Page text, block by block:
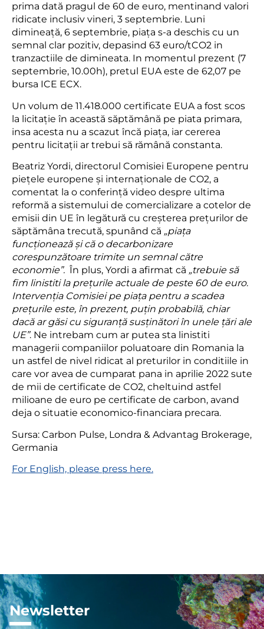
prima dată pragul de 60 de euro, mentinand valori
ridicate inclusiv vineri, 3 septembrie. Luni
dimineață, 6 septembrie, piața s-a deschis cu un
semnal clar pozitiv, depasind 63 euro/tCO2 in
tranzactiile de dimineata. In momentul prezent (7
septembrie, 10.00h), pretul EUA este de 62,07 pe
bursa ICE ECX.
Un volum de 11.418.000 certificate EUA a fost scos
la licitație în această săptămână pe piata primara,
insa acesta nu a scazut încă piața, iar cererea
pentru licitații ar trebui să rămână constanta.
Beatriz Yordi, directorul Comisiei Europene pentru
piețele europene și internaționale de CO2, a
comentat la o conferință video despre ultima
reformă a sistemului de comercializare a cotelor de
emisii din UE în legătură cu creșterea prețurilor de
săptămâna trecută, spunând că „piața
funcționează și că o decarbonizare
corespunzătoare trimite un semnal către
economie”. În plus, Yordi a afirmat că „trebuie să
fim linistiti la prețurile actuale de peste 60 de euro.
Intervenția Comisiei pe piața pentru a scadea
prețurile este, în prezent, puțin probabilă, chiar
dacă ar găsi cu siguranță susținători în unele țări ale
UE”. Ne intrebam cum ar putea sta linistiti
managerii companiilor poluatoare din Romania la
un astfel de nivel ridicat al preturilor in conditiile in
care vor avea de cumparat pana in aprilie 2022 sute
de mii de certificate de CO2, cheltuind astfel
milioane de euro pe certificate de carbon, avand
deja o situatie economico-financiara precara.
Sursa: Carbon Pulse, Londra & Advantag Brokerage,
Germania
For English, please press here.
Newsletter